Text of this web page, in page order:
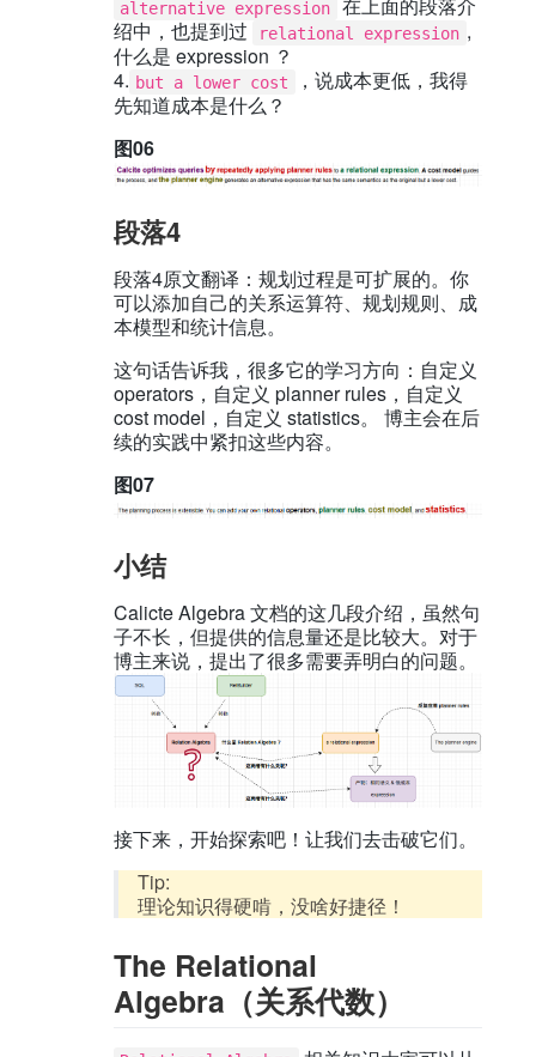
alternative expression
在上面的段落介
绍中，也提到过
relational expression ,
什么是 expression ？
4. but a lower cost
，说成本更低，我得
先知道成本是什么？
图06
段落4
段落4原文翻译：规划过程是可扩展的。你
可以添加自己的关系运算符、规划规则、成
本模型和统计信息。
这句话告诉我，很多它的学习方向：自定义
operators，自定义 planner rules，自定义
cost model，自定义 statistics。 博主会在后
续的实践中紧扣这些内容。
图07
小结
Calicte Algebra 文档的这几段介绍，虽然句
子不长，但提供的信息量还是比较大。对于
博主来说，提出了很多需要弄明白的问题。
接下来，开始探索吧！让我们去击破它们。
Tip:
理论知识得硬啃，没啥好捷径！
The Relational
Algebra（关系代数）